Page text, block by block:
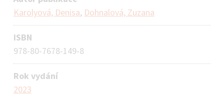
Karolyová, Denisa, Dohnalová, Zuzana
ISBN
978-80-7678-149-8
Rok vydání
2023